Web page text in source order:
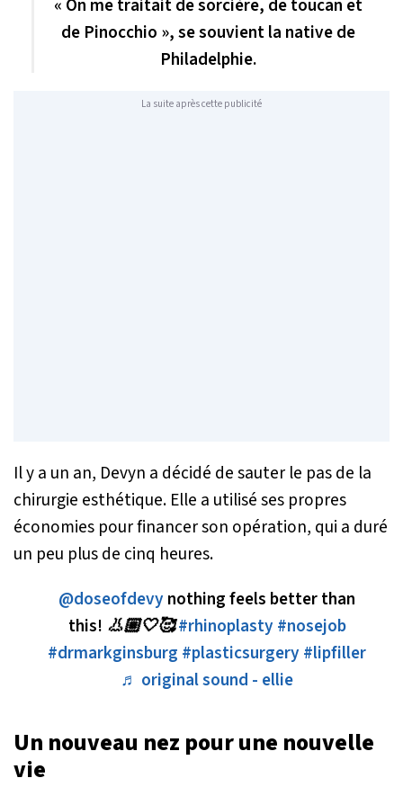
« On me traitait de sorcière, de toucan et
de Pinocchio », se souvient la native de
Philadelphie.
La suite après cette publicité
Il y a un an, Devyn a décidé de sauter le pas de la
chirurgie esthétique. Elle a utilisé ses propres
économies pour financer son opération, qui a duré
un peu plus de cinq heures.
@doseofdevynothing feels better than
this! 👃🏼🤍🥰#rhinoplasty#nosejob
#drmarkginsburg #plasticsurgery#lipfiller
♬ original sound - ellie
Un nouveau nez pour une nouvelle
vie